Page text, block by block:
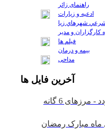
راهنمای زائر
ادعیه و زیارات
فيلم ها
بیمه و درمان
مداحی
آخرين فايل ها